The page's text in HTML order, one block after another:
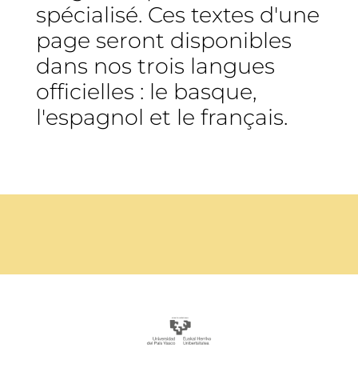
spécialisé. Ces textes d'une
page seront disponibles
dans nos trois langues
officielles : le basque,
l'espagnol et le français.